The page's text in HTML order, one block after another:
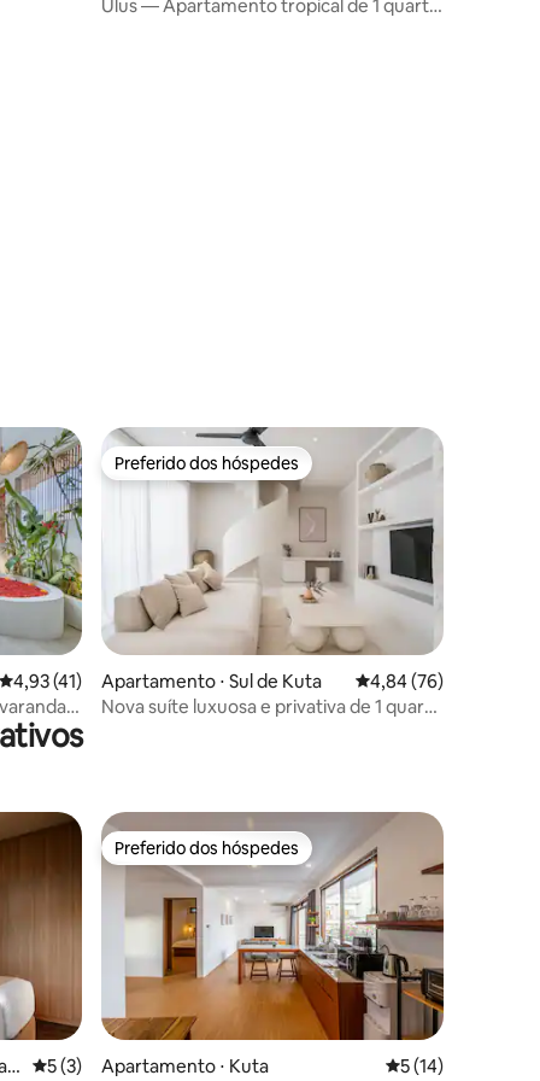
Ulus — Apartamento tropical de 1 quarto
4,93 de uma avaliação média de 5, 41 avaliações
4,93 (41)
Preferido dos hóspedes
Preferido dos hóspedes
Apartamento ⋅ Sul de Kuta 4,84 de uma
4,84 (76)
Nova suíte luxuosa e privativa de 1 quarto
5 de uma avaliação média de 5, 3 avaliações
5 (3)
Preferido dos hóspedes
Preferido dos hóspedes
Apartamento ⋅ Kuta 5 de uma
5 (14)